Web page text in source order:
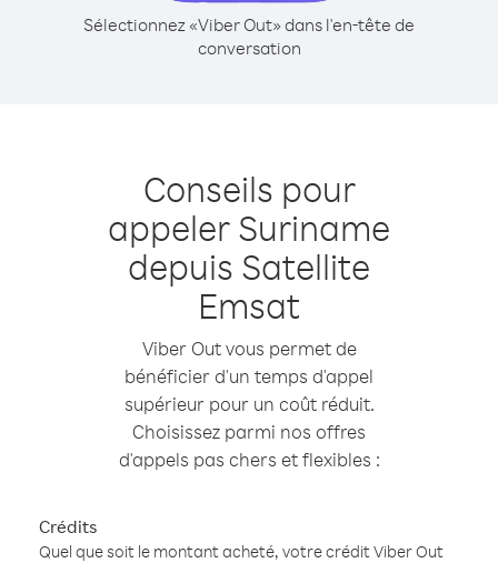
Sélectionnez «Viber Out» dans l'en-tête de
conversation
Conseils pour
appeler Suriname
depuis Satellite
Emsat
Viber Out vous permet de
bénéficier d'un temps d'appel
supérieur pour un coût réduit.
Choisissez parmi nos offres
d'appels pas chers et flexibles :
Crédits
Quel que soit le montant acheté, votre crédit Viber Out